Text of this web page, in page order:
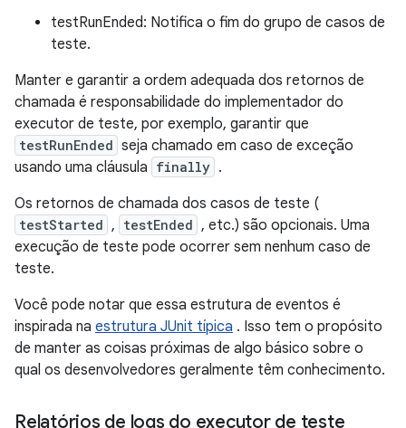
testRunEnded: Notifica o fim do grupo de casos de
teste.
Manter e garantir a ordem adequada dos retornos de
chamada é responsabilidade do implementador do
executor de teste, por exemplo, garantir que
testRunEnded seja chamado em caso de exceção
usando uma cláusula finally .
Os retornos de chamada dos casos de teste (
testStarted , testEnded , etc.) são opcionais. Uma
execução de teste pode ocorrer sem nenhum caso de
teste.
Você pode notar que essa estrutura de eventos é
inspirada na estrutura JUnit típica . Isso tem o propósito
de manter as coisas próximas de algo básico sobre o
qual os desenvolvedores geralmente têm conhecimento.
Relatórios de logs do executor de teste